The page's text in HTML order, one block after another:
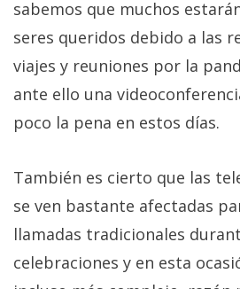
+
Más
temas
Sorteos
Contacto
/
Sobre
nosotros
sabemos que muchos
seres queridos debido a las
viajes y reuniones por la
ante ello una
poco la pena en estos días.
También es cierto que las
se ven bastante afectadas
llamadas tradicionales
celebraciones y en esta